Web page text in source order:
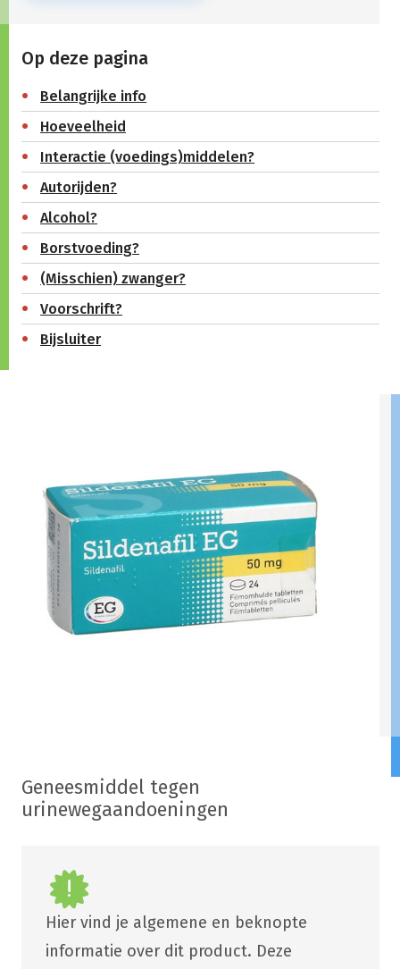
Op deze pagina
Belangrijke info
Hoeveelheid
Interactie (voedings)middelen?
Autorijden?
Alcohol?
Borstvoeding?
(Misschien) zwanger?
Voorschrift?
Bijsluiter
Geneesmiddel tegen
urinewegaandoeningen
Hier vind je algemene en beknopte
informatie over dit product. Deze